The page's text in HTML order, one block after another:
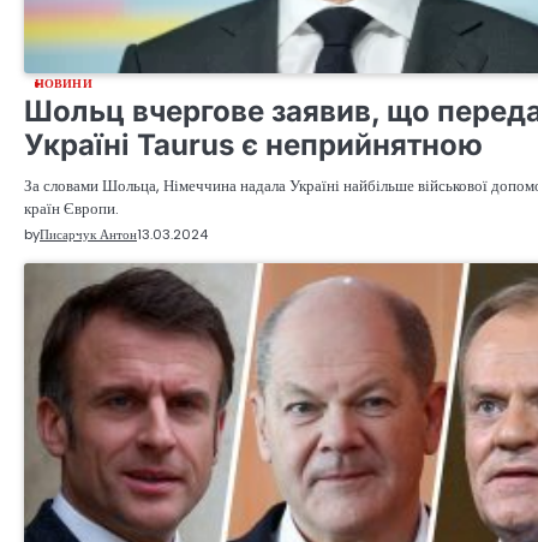
НОВИНИ
Шольц вчергове заявив, що
Україні Taurus є неприйнятною
За словами Шольца, Німеччина надала Україні найбільше військової
країн Європи.
byПисарчук Антон13.03.2024